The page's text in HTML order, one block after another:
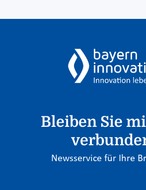
Bleiben Sie
Newsservice für Ihre